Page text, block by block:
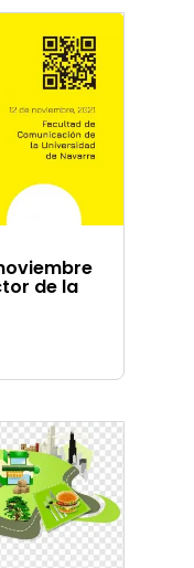
de la